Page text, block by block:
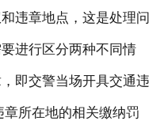
违章地点，这是处理问
进行区分两种不同情
即交警当场开具交通违
所在地的相关缴纳罚